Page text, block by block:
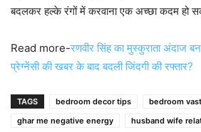
बदलकर हल्के रंगों में करवाना एक अच्छा कदम हो
Read more-रणवीर सिंह का मुस्कुराता अंदाज
प्रेग्नेंसी की खबर के बाद बदली जिंदगी की रफ्तार?
TAGS bedroom decor tips
bedroom
ghar me negative energy
husband wife